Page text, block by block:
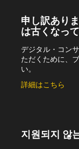
申し訳あり
は古くなっ
デジタル・コン
ただくために、
い。
詳細はこちら
지원되지 않